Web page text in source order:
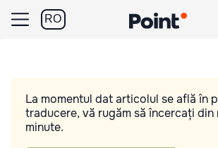
RO
La momentul dat articolul se află în
traducere, vă rugăm să încercați din
minute.